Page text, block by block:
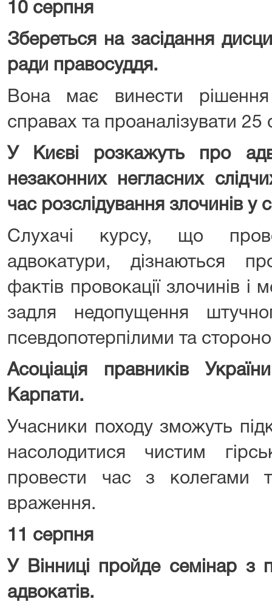
10 серпня
Збереться на засідання
ради правосуддя.
Вона має винести
справах та проаналізувати 25
У Києві розкажуть про
незаконних негласних
час розслідування злочинів у
Слухачі курсу, що
адвокатури, дізнаються
фактів провокації злочинів і
задля недопущення
псевдопотерпілими та
Асоціація правників
Карпати.
Учасники походу зможуть
насолодитися чистим
провести час з колегами
враження.
11 серпня
У Вінниці пройде семінар з
адвокатів.